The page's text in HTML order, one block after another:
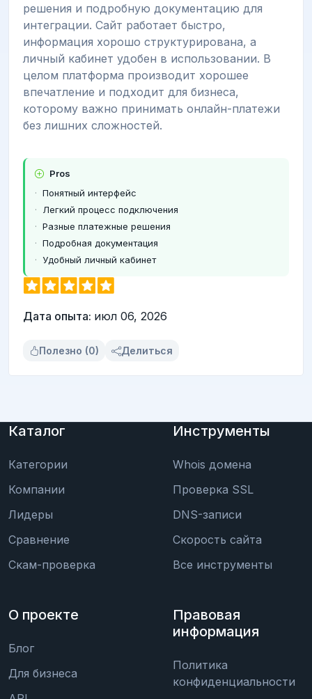
решения и подробную документацию для
интеграции. Сайт работает быстро,
информация хорошо структурирована, а
личный кабинет удобен в использовании. В
целом платформа производит хорошее
впечатление и подходит для бизнеса,
которому важно принимать онлайн-платежи
без лишних сложностей.
Pros
Понятный интерфейс
Легкий процесс подключения
Разные платежные решения
Подробная документация
Удобный личный кабинет
Дата опыта: июл 06, 2026
Полезно (0) Делиться
Каталог
Категории
Компании
Лидеры
Сравнение
Скам-проверка
Инструменты
Whois домена
Проверка SSL
DNS-записи
Скорость сайта
Все инструменты
О проекте
Блог
Для бизнеса
Правовая
информация
Политика
конфиденциальности